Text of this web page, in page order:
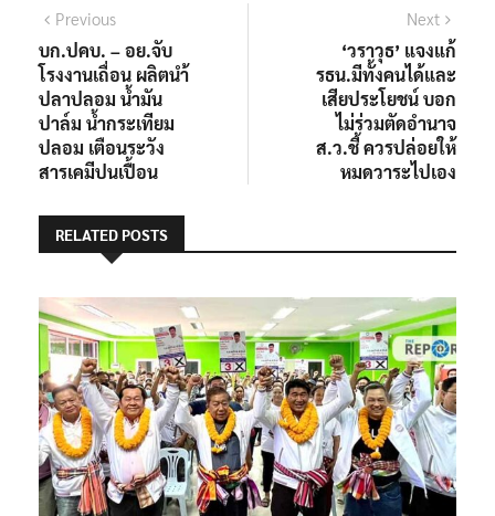
แนะแนว
เรื่อง
PreviousPrevious
post:
บก.ปคบ. – อย.จับ
โรงงานเถื่อน ผลิตนำ้
ปลาปลอม น้ำมัน
ปาล์ม น้ำกระเทียม
ปลอม เตือนระวัง
สารเคมีปนเปื้อน
Next
post:
‘วราวุธ’ แจงแก้
รธน.มีทั้งคนได้และ
เสียประโยชน์ บอก
ไม่ร่วมตัดอำนาจ
ส.ว.ชี้ ควรปล่อยให้
หมดวาระไปเอง
RELATED POSTS